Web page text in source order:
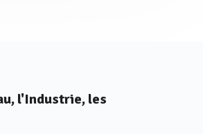
l'Industrie, les